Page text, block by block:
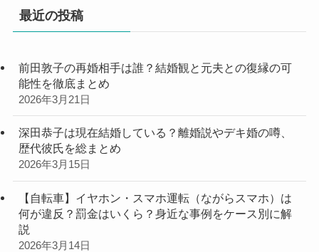
最近の投稿
前田敦子の再婚相手は誰？結婚観と元夫との復縁の可
能性を徹底まとめ
2026年3月21日
深田恭子は現在結婚している？離婚説やデキ婚の噂、
歴代彼氏を総まとめ
2026年3月15日
【自転車】イヤホン・スマホ運転（ながらスマホ）は
何が違反？罰金はいくら？身近な事例をケース別に解
説
2026年3月14日